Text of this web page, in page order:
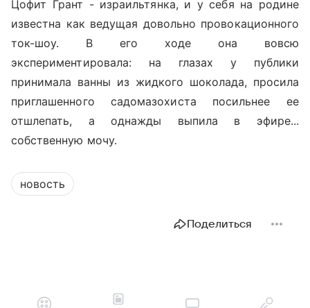
Цофит Грант - израильтянка, и у себя на родине
известна как ведущая довольно провокационного
ток-шоу. В его ходе она вовсю
экспериментировала: на глазах у публики
принимала ванны из жидкого шоколада, просила
приглашенного садомазохиста посильнее ее
отшлепать, а однажды выпила в эфире...
собственную мочу.
новость
Поделиться